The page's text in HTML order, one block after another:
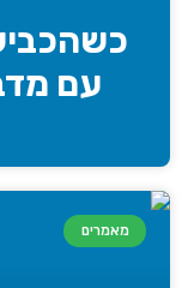
עם
מאמרים